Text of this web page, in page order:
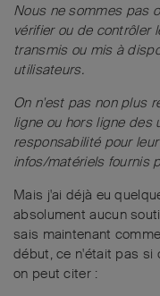
Nous ne sommes pas
vérifier ou de contrôler
transmis ou mis à
utilisateurs.
On n'est pas non plus
ligne ou hors ligne des
responsabilité pour
infos/matériels fournis
Mais j'ai déjà eu
absolument aucun
sais maintenant
début, ce n'était pas si
on peut citer :